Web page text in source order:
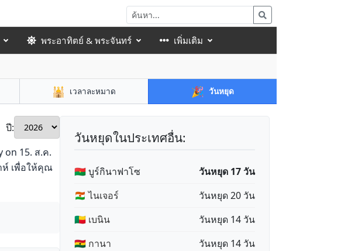
พระอาทิตย์ & พระจันทร์ เพิ่มเติม
🕌 เวลาละหมาด 🎉 วันหยุด
ปี:
15. ส.ค.
ห์ เพื่อให้คุณ
วันหยุดในประเทศอื่น:
🇧🇫 บูร์กินาฟาโซ
วันหยุด 17 วัน
🇳🇪 ไนเจอร์
วันหยุด 20 วัน
🇧🇯 เบนิน
วันหยุด 14 วัน
🇬🇭 กานา
วันหยุด 14 วัน